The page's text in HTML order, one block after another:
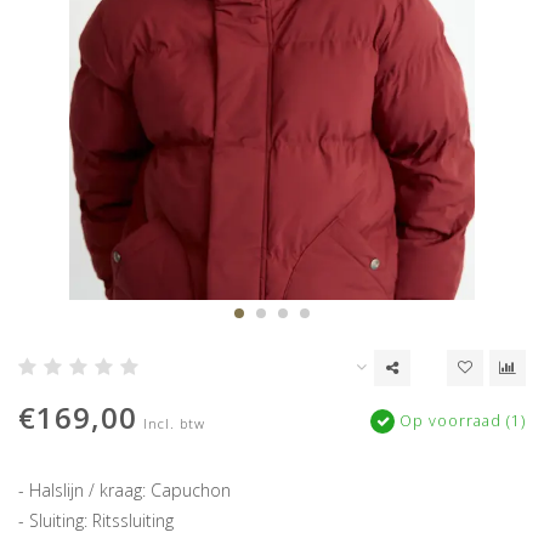
€169,00 Incl. btw Op voorraad (1)
- Halslijn / kraag: Capuchon
- Sluiting: Ritssluiting